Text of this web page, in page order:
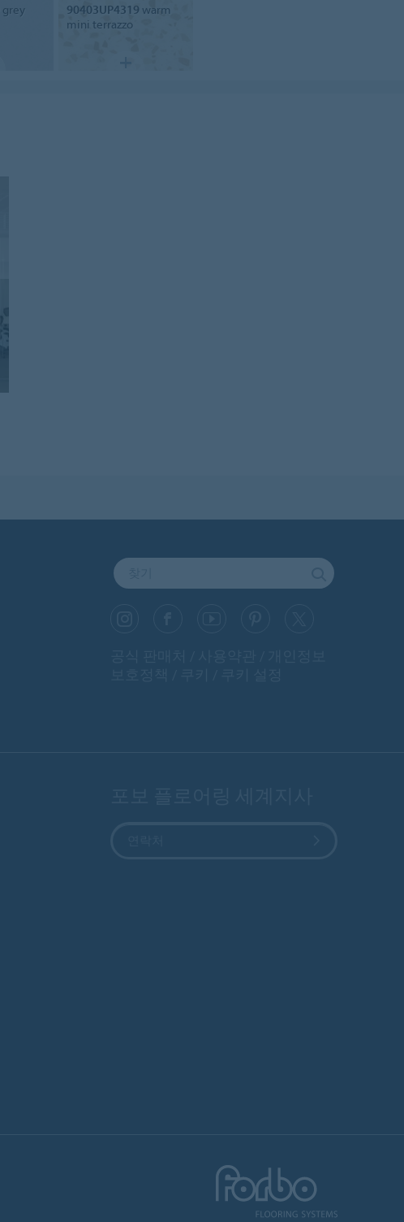
grey
90403UP4319 warm
mini terrazzo